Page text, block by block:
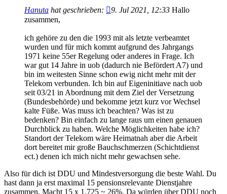
Hanuta hat geschrieben: 9. Jul 2021, 12:33 Hallo
zusammen,
ich gehöre zu den die 1993 mit als letzte verbeamtet
wurden und für mich kommt aufgrund des Jahrgangs
1971 keine 55er Regelung oder anderes in Frage. Ich
war gut 14 Jahre in uob (dadurch nie Befördert A7) und
bin im weitesten Sinne schon ewig nicht mehr mit der
Telekom verbunden. Ich bin auf Eigeninitiave nach uob
seit 03/21 in Abordnung mit dem Ziel der Versetzung
(Bundesbehörde) und bekomme jetzt kurz vor Wechsel
kalte Füße. Was muss ich beachten? Was ist zu
bedenken? Bin einfach zu lange raus um einen genauen
Durchblick zu haben. Welche Möglichkeiten habe ich?
Standort der Telekom wäre Heimatnah aber die Arbeit
dort bereitet mir große Bauchschmerzen (Schichtdienst
ect.) denen ich mich nicht mehr gewachsen sehe.
Also für dich ist DDU und Mindestversorgung die beste Wahl. Du
hast dann ja erst maximal 15 pensionsrelevante Dienstjahre
zusammen. Macht 15 x 1,725 ~ 26%. Da würden über DDU noch